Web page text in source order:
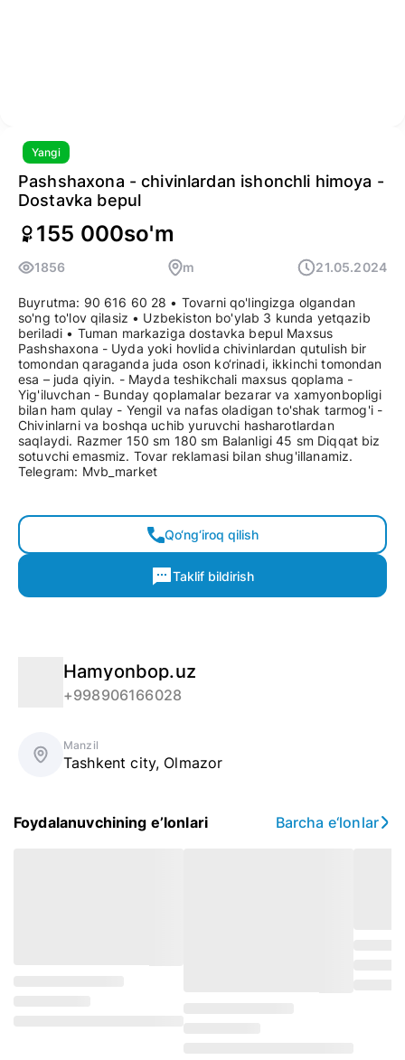
Yangi
Pashshaxona - chivinlardan ishonchli himoya -
Dostavka bepul
155 000so'm
1856 m 21.05.2024
Buyrutma: 90 616 60 28 • Tovarni qo'lingizga olgandan
so'ng to'lov qilasiz • Uzbekiston bo'ylab 3 kunda yetqazib
beriladi • Tuman markaziga dostavka bepul Maxsus
Pashshaxona - Uyda yoki hovlida chivinlardan qutulish bir
tomondan qaraganda juda oson ko‘rinadi, ikkinchi tomondan
esa – juda qiyin. - Mayda teshikchali maxsus qoplama -
Yig'iluvchan - Bunday qoplamalar bezarar va xamyonbopligi
bilan ham qulay - Yengil va nafas oladigan to'shak tarmog'i -
Chivinlarni va boshqa uchib yuruvchi hasharotlardan
saqlaydi. Razmer 150 sm 180 sm Balanligi 45 sm Diqqat biz
sotuvchi emasmiz. Tovar reklamasi bilan shug'illanamiz.
Telegram: Mvb_market
Qo‘ng‘iroq qilish
Taklif bildirish
Hamyonbop.uz
+998906166028
Manzil
Tashkent city, Olmazor
Foydalanuvchining e’lonlari Barcha e‘lonlar